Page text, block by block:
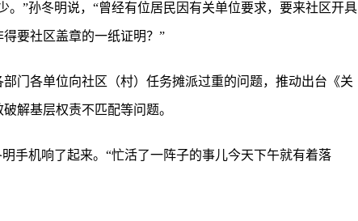
”孙冬明说，“曾经有位居民因有关单位要求，要来社区开具
要社区盖章的一纸证明？”
门各单位向社区（村）任务摊派过重的问题，推动出台《关
解基层权责不匹配等问题。
手机响了起来。“忙活了一阵子的事儿今天下午就有着落